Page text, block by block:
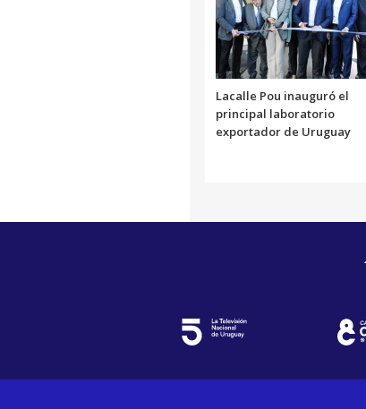
Lacalle Pou inauguró el
principal laboratorio
exportador de Uruguay